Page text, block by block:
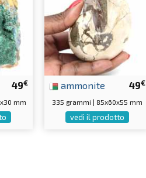
49€
mm
49€
ammonite
335 grammi | 85x60x55 mm
vedi il prodotto